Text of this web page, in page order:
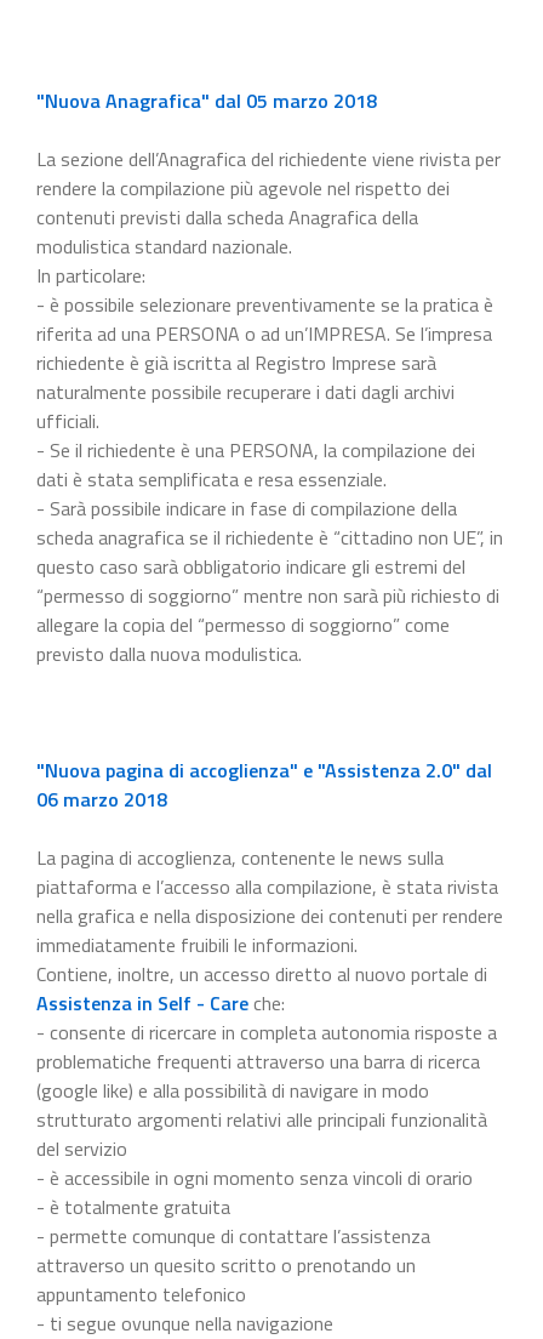
"Nuova Anagrafica" dal 05 marzo 2018
La sezione dell’Anagrafica del richiedente viene rivista per
rendere la compilazione più agevole nel rispetto dei
contenuti previsti dalla scheda Anagrafica della
modulistica standard nazionale.
In particolare:
- è possibile selezionare preventivamente se la pratica è
riferita ad una PERSONA o ad un’IMPRESA. Se l’impresa
richiedente è già iscritta al Registro Imprese sarà
naturalmente possibile recuperare i dati dagli archivi
ufficiali.
- Se il richiedente è una PERSONA, la compilazione dei
dati è stata semplificata e resa essenziale.
- Sarà possibile indicare in fase di compilazione della
scheda anagrafica se il richiedente è “cittadino non UE”, in
questo caso sarà obbligatorio indicare gli estremi del
“permesso di soggiorno” mentre non sarà più richiesto di
allegare la copia del “permesso di soggiorno” come
previsto dalla nuova modulistica.
"Nuova pagina di accoglienza" e "Assistenza 2.0" dal
06 marzo 2018
La pagina di accoglienza, contenente le news sulla
piattaforma e l’accesso alla compilazione, è stata rivista
nella grafica e nella disposizione dei contenuti per rendere
immediatamente fruibili le informazioni.
Contiene, inoltre, un accesso diretto al nuovo portale di
Assistenza in Self - Careche:
- consente di ricercare in completa autonomia risposte a
problematiche frequenti attraverso una barra di ricerca
(google like) e alla possibilità di navigare in modo
strutturato argomenti relativi alle principali funzionalità
del servizio
- è accessibile in ogni momento senza vincoli di orario
- è totalmente gratuita
- permette comunque di contattare l’assistenza
attraverso un quesito scritto o prenotando un
appuntamento telefonico
- ti segue ovunque nella navigazione